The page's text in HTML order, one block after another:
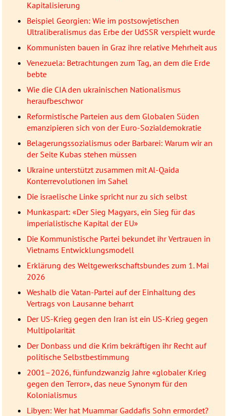
Kapitalisierung
Beispiel Georgien: Wie im postsowjetischen
Ultraliberalismus das Erbe der UdSSR verspielt wurde
Kommunisten bauen in Graz ihre relative Mehrheit aus
Venezuela: Betrachtungen zum Tag, an dem die Erde
bebte
Wie die CIA den ukrainischen Nationalismus
heraufbeschwor
Reformistische Parteien aus dem Globalen Süden
emanzipieren sich von der Euro-Sozialdemokratie
Belagerungssozialismus oder Barbarei: Warum wir an
der Seite Kubas stehen müssen
Ukraine unterstützt zusammen mit Al-Qaida
Konterrevolutionen im Sahel
Die israelische Linke spricht nur zu sich selbst
Munkaspart: «Der Sieg Magyars, ein Sieg für das
imperialistische Kapital der EU»
Die Kommunistische Partei bekundet ihr Vertrauen in
Vietnams Entwicklungsmodell
Erklärung des Weltgewerkschaftsbundes zum 1. Mai
2026
Weshalb die Vatan-Partei auf der Einhaltung des
Vertrags von Lausanne beharrt
Der US-Krieg gegen den Iran ist ein US-Krieg gegen
Multipolarität
Der Donbass und die Krim bekräftigen ihr Recht auf
politische Selbstbestimmung
2001–2026, fünfundzwanzig Jahre «globaler Krieg
gegen den Terror», das neue Synonym für den
Kolonialismus
Libyen: Wer hat Muammar Gaddafis Sohn ermordet?